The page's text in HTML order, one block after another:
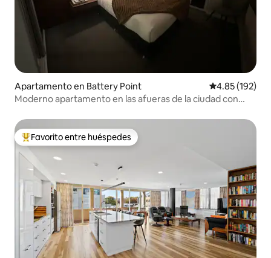
Apartamento en Battery Point Calificación
4.85 (192)
Moderno apartamento en las afueras de la ciudad con
Favorito entre huéspedes preferido
Favorito entre huéspedes